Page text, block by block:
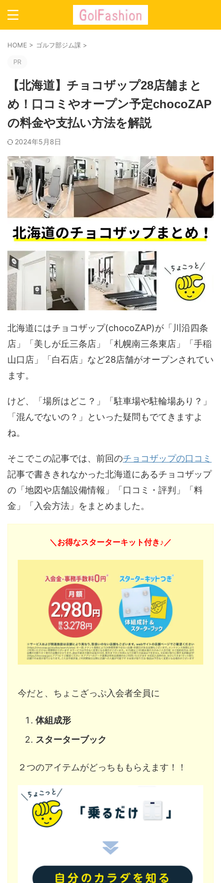
HOME > ゴルフ部ジム課 >
PR
【北海道】チョコザップ28店舗まと
め！口コミやオープン予定chocoZAP
の料金や支払い方法を解説
2024年5月8日
北海道にはチョコザップ(chocoZAP)が「川沿四条
店」「美しが丘三条店」「札幌南三条東店」「手稲
山口店」「白石店」など28店舗がオープンされてい
ます。
けど、「場所はどこ？」「駐車場や駐輪場あり？」
「混んでないの？」といった疑問もでてきますよ
ね。
そこでこの記事では、前回のチョコザップの口コミ
記事で書ききれなかった北海道にあるチョコザップ
の「地図や店舗設備情報」「口コミ・評判」「料
金」「入会方法」をまとめました。
＼お得なスターターキット付き♪／
今だと、ちょこざっぷ入会者全員に
体組成形
スターターブック
２つのアイテムがどっちももらえます！！